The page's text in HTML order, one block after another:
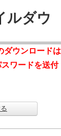
ルダウ
ダウンロードは
ワードを送付